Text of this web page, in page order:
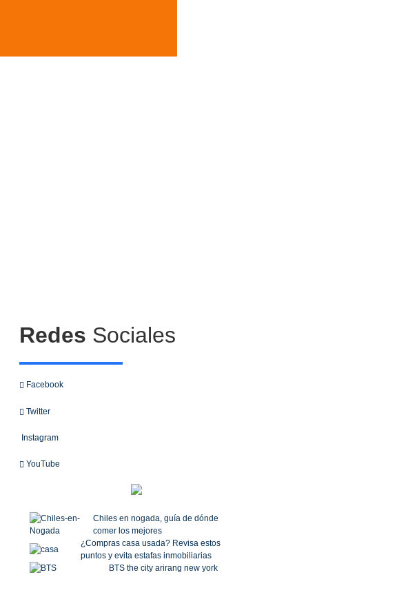
Redes Sociales
Facebook
Twitter
Instagram
YouTube
Chiles en nogada, guía de dónde
comer los mejores
¿Compras casa usada? Revisa estos
puntos y evita estafas inmobiliarias
BTS the city arirang new york